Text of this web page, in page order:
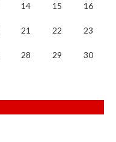
14 15 16
21 22 23
28 29 30